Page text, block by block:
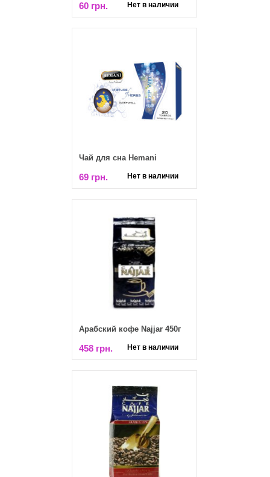
60 грн. Нет в наличии
Чай для сна Hemani
69 грн. Нет в наличии
Арабский кофе Najjar 450г
458 грн. Нет в наличии